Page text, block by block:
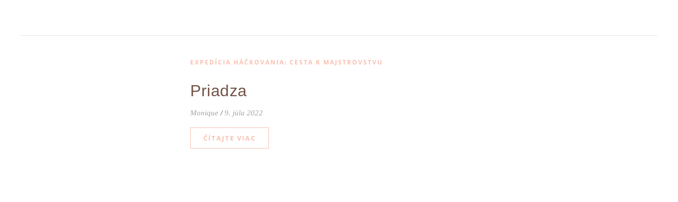
EXPEDÍCIA HÁČKOVANIA: CESTA K MAJSTROVSTVU
Priadza
Monique / 9. júla 2022
ČÍTAJTE VIAC